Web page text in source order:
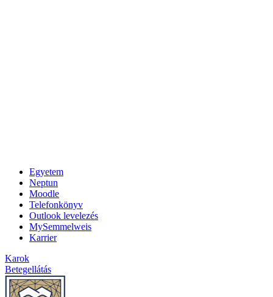
Egyetem
Neptun
Moodle
Telefonkönyv
Outlook levelezés
MySemmelweis
Karrier
Karok
Betegellátás